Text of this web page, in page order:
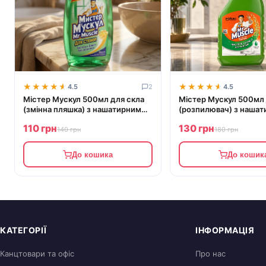
★★★★★
★★★★★ 4.5 2
Містер Мускул 500мл для скла
(змінна пляшка) з нашатирним
110 грн140 грн
До кошика
★★★★★
★★★★★ 4.5
Містер Мускул 500мл
(розпилювач) з
130 грн180 грн
До
КАТЕГОРІЇ
Канцтовари та офіс
ІНФОРМАЦІЯ
Про нас